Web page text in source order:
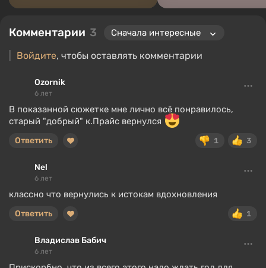
Комментарии 3
Войдите, чтобы оставлять комментарии
Ozornik
6 лет
В показанной сюжетке мне лично всё понравилось,
старый "добрый" к.Прайс вернулся
1 3
Ответить
Nel
6 лет
классно что вернулись к истокам вдохновления
1
Ответить
Владислав Бабич
6 лет